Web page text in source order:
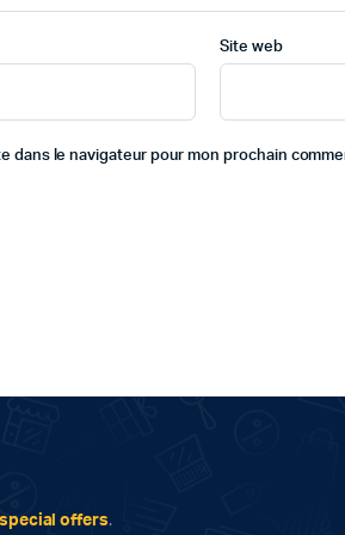
Site web
dans le navigateur pour mon prochain
special offers.